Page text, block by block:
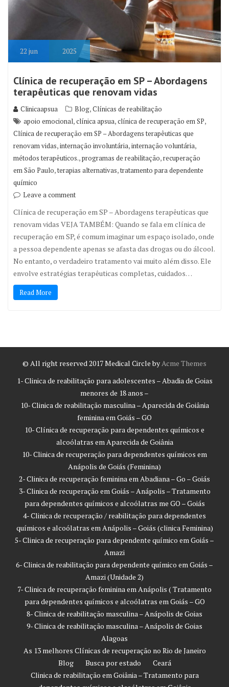
22 jun 2025
Clínica de recuperação em SP – Abordagens
terapêuticas que renovam vidas
Clinicaapsua Blog,Clínicas de reabilitação
apoio emocional,clínica apsua,clínica de recuperação em SP,
Clínica de recuperação em SP – Abordagens terapêuticas que
renovam vidas,internação involuntária,internação voluntária,
métodos terapêuticos.,programas de reabilitação,recuperação
em São Paulo,terapias alternativas,tratamento para dependente
químico
Leave a comment
Clínica de recuperação em SP – Abordagens terapêuticas que
renovam vidas VEJA TAMBÉM: Quando se fala em clínica de
recuperação em SP, é comum imaginar um espaço isolado, onde
a pessoa dependente apenas se afasta das drogas ou do álcool.
No entanto, o verdadeiro tratamento vai muito além disso. Ele
envolve estratégias terapêuticas completas, cuidados…
Read More
© All right reserved 2017Medical Circle byAcme Themes
1- Clinica de reabilitação para adolescentes – Abadia de Goias
menores de 18 anos –
10- Clinica de reabilitação masculina – Aparecida de Goiânia
feminina em Goiás – GO
10- Clínica de recuperação para dependentes químicos e
alcoólatras em Aparecida de Goiânia
10- Clinica de recuperação para dependentes químicos em
Anápolis de Goiás (Feminina)
2- Clinica de recuperação feminina em Abadiana – Go – Goiás
3- Clinica de recuperação em Goiás – Anápolis – Tratamento
para dependentes químicos e alcoólatras me GO – Goiás
4- Clinica de recuperação / reabilitação para dependentes
químicos e alcoólatras em Anápolis – Goiás (clinica Feminina)
5- Clinica de recuperação para dependente químico em Goiás –
Amazi
6- Clinica de reabilitação para dependente químico em Goiás –
Amazi (Unidade 2)
7- Clinica de recuperação feminina em Anápolis ( Tratamento
para dependentes químicos e alcoólatras em Goiás – GO
8- Clinica de reabilitação masculina – Anápolis de Goias
9- Clinica de reabilitação masculina – Anápolis de Goias
Alagoas
As 13 melhores Clínicas de recuperação no Rio de Janeiro
Blog
Busca por estado
Ceará
Clinica de reabilitação em Goiânia – Tratamento para